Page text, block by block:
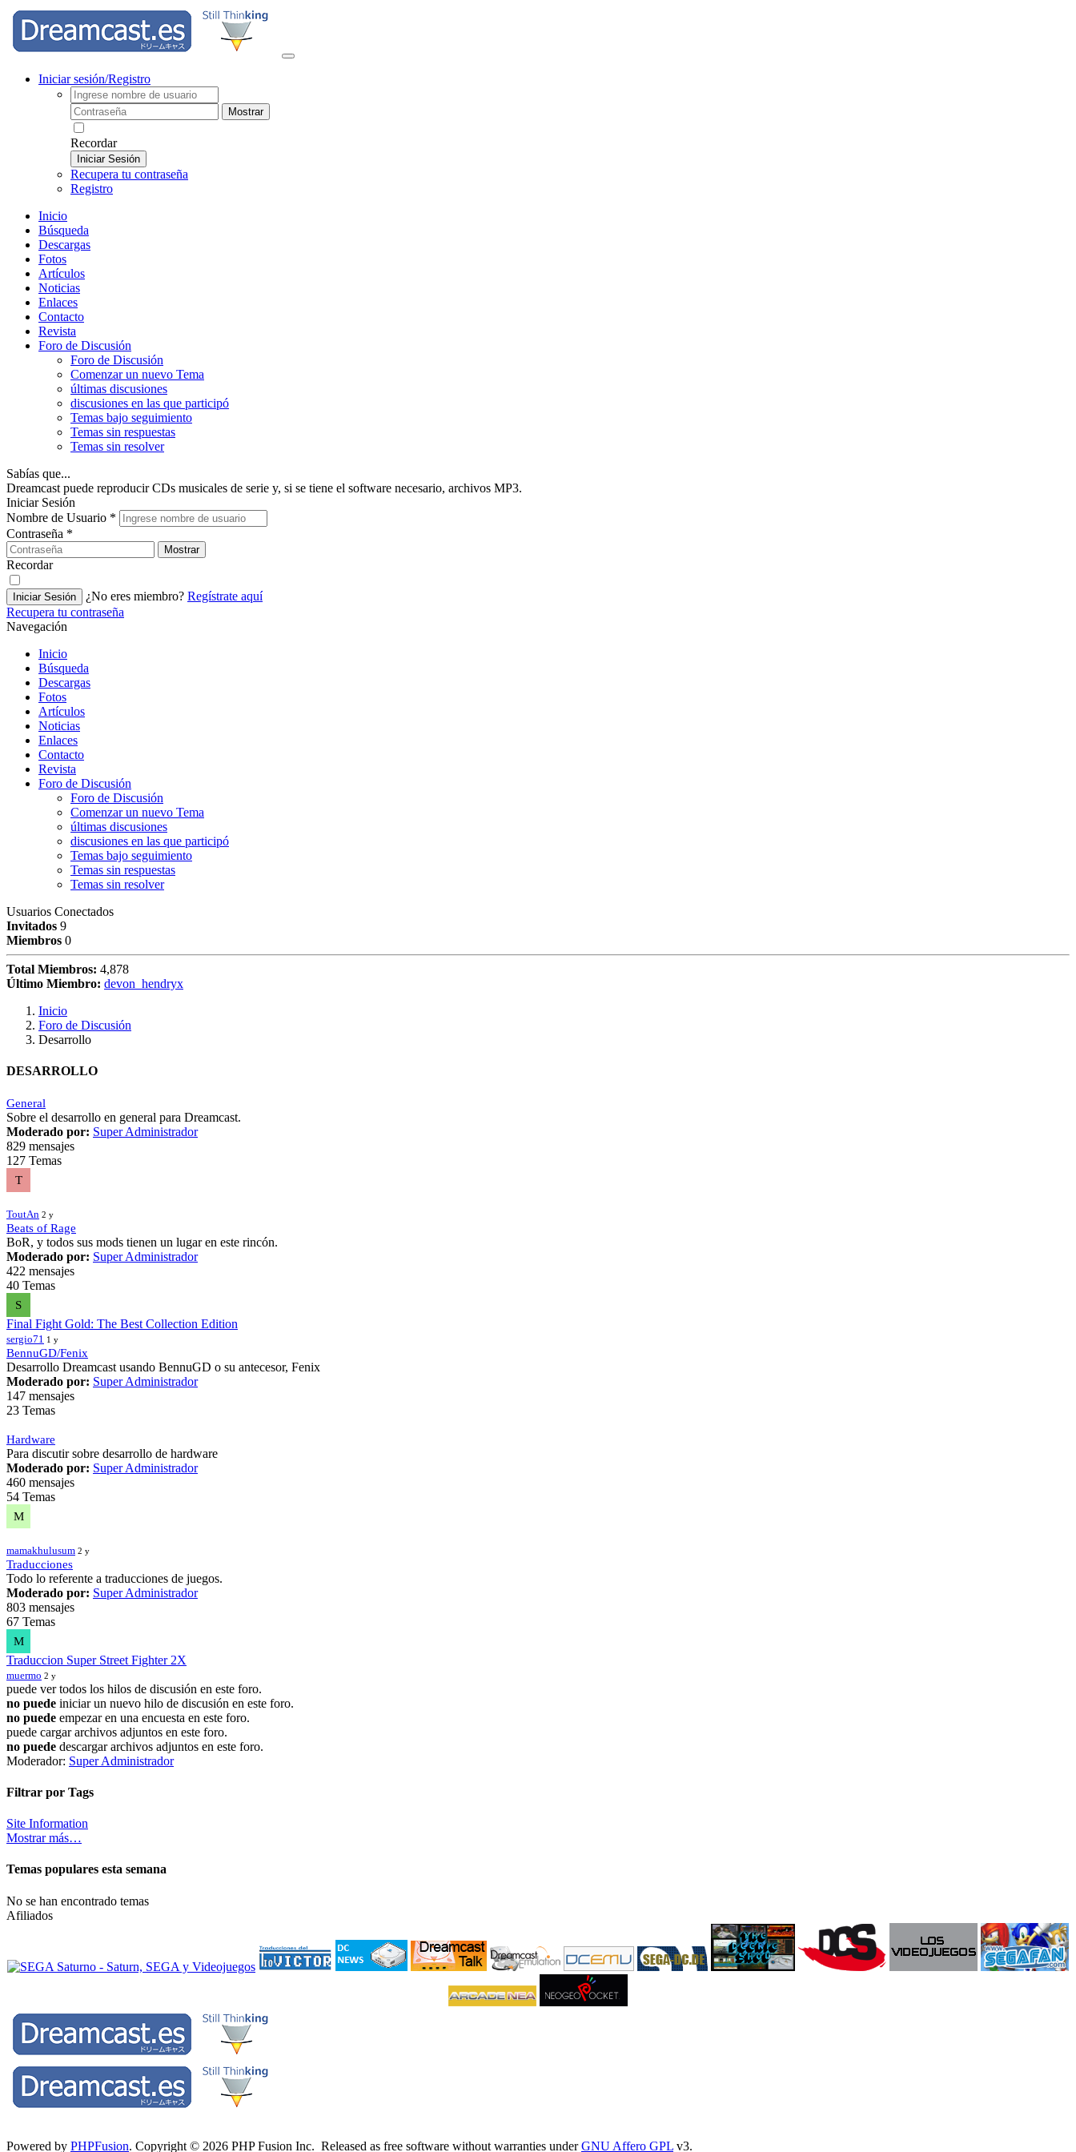
Iniciar sesión/Registro
Mostrar
Recordar
Iniciar Sesión
Recupera tu contraseña
Registro
Inicio
Búsqueda
Descargas
Fotos
Artículos
Noticias
Enlaces
Contacto
Revista
Foro de Discusión
Foro de Discusión
Comenzar un nuevo Tema
últimas discusiones
discusiones en las que participó
Temas bajo seguimiento
Temas sin respuestas
Temas sin resolver
Sabías que...
Dreamcast puede reproducir CDs musicales de serie y, si se tiene el software necesario, archivos MP3.
Iniciar Sesión
Nombre de Usuario *
Contraseña *
Mostrar
Recordar
Iniciar Sesión ¿No eres miembro? Regístrate aquí
Recupera tu contraseña
Navegación
Inicio
Búsqueda
Descargas
Fotos
Artículos
Noticias
Enlaces
Contacto
Revista
Foro de Discusión
Foro de Discusión
Comenzar un nuevo Tema
últimas discusiones
discusiones en las que participó
Temas bajo seguimiento
Temas sin respuestas
Temas sin resolver
Usuarios Conectados
Invitados 9
Miembros 0
Total Miembros: 4,878
Último Miembro: devon_hendryx
Inicio
Foro de Discusión
Desarrollo
DESARROLLO
General
Sobre el desarrollo en general para Dreamcast.
Moderado por: Super Administrador
829 mensajes
127 Temas
T
ToutAn 2 y
Beats of Rage
BoR, y todos sus mods tienen un lugar en este rincón.
Moderado por: Super Administrador
422 mensajes
40 Temas
S
Final Fight Gold: The Best Collection Edition
sergio71 1 y
BennuGD/Fenix
Desarrollo Dreamcast usando BennuGD o su antecesor, Fenix
Moderado por: Super Administrador
147 mensajes
23 Temas
Hardware
Para discutir sobre desarrollo de hardware
Moderado por: Super Administrador
460 mensajes
54 Temas
M
mamakhulusum 2 y
Traducciones
Todo lo referente a traducciones de juegos.
Moderado por: Super Administrador
803 mensajes
67 Temas
M
Traduccion Super Street Fighter 2X
muermo 2 y
puede ver todos los hilos de discusión en este foro.
no puede iniciar un nuevo hilo de discusión en este foro.
no puede empezar en una encuesta en este foro.
puede cargar archivos adjuntos en este foro.
no puede descargar archivos adjuntos en este foro.
Moderador: Super Administrador
Filtrar por Tags
Site Information
Mostrar más…
Temas populares esta semana
No se han encontrado temas
Afiliados
Powered by PHPFusion. Copyright © 2026 PHP Fusion Inc. Released as free software without warranties underGNU Affero GPL v3.